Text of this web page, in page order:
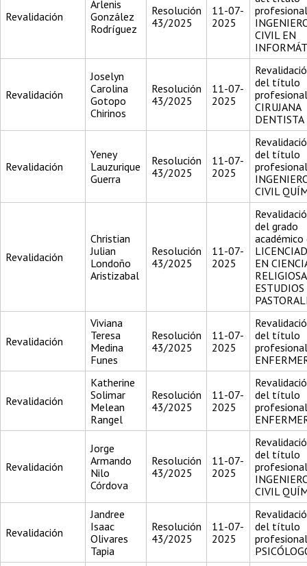
Revalidación
Arlenis
González
Rodríguez
Resolución
43/2025
11-07-
2025
CIVIL EN
Revalidación
Joselyn
Carolina
Gotopo
Chirinos
Resolución
43/2025
11-07-
2025
del título
CIRUJANA
DENTISTA
Revalidación
Yeney
Lauzurique
Guerra
Resolución
43/2025
11-07-
2025
del título
CIVIL
Revalidación
Christian
Julian
Londoño
Aristizabal
Resolución
43/2025
11-07-
2025
del grado
académico
EN
ESTUDIOS
Revalidación
Viviana
Teresa
Medina
Funes
Resolución
43/2025
11-07-
2025
del título
Revalidación
Katherine
Solimar
Melean
Rangel
Resolución
43/2025
11-07-
2025
del título
Revalidación
Jorge
Armando
Nilo
Córdova
Resolución
43/2025
11-07-
2025
del título
CIVIL
Revalidación
Jandree
Isaac
Olivares
Tapia
Resolución
43/2025
11-07-
2025
del título